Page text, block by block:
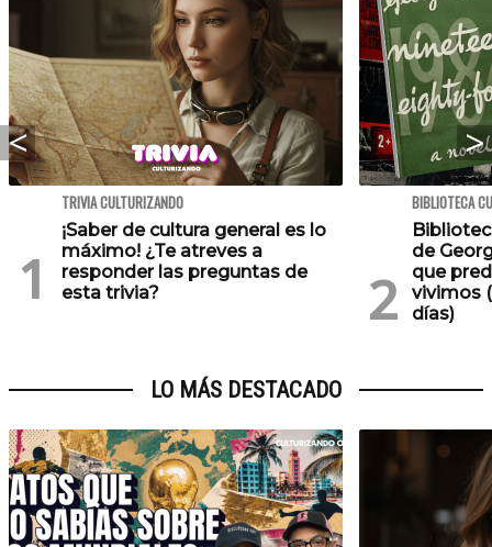
TRIVIA CULTURIZANDO
¡Saber de cultura general es lo
máximo! ¿Te atreves a
responder las preguntas de
esta trivia?
BIBLIOTECA
de
que
vivimos
días)
LO MÁS DESTACADO